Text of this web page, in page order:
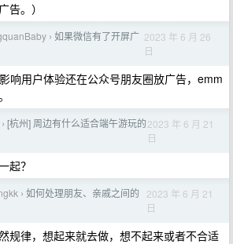
告。）
› 如果微信有了开屏广 2023 年 6 月 26
日
响用户体验还在公众号朋友圈放广告，emm
› [杭州] 周边有什么适合端午游玩的2023 年 6 月 21
日
起？
› 如何处理朋友、亲戚之间的
2023 年 6 月 21
日
规律，想起来就去做，想不起来或者不合适